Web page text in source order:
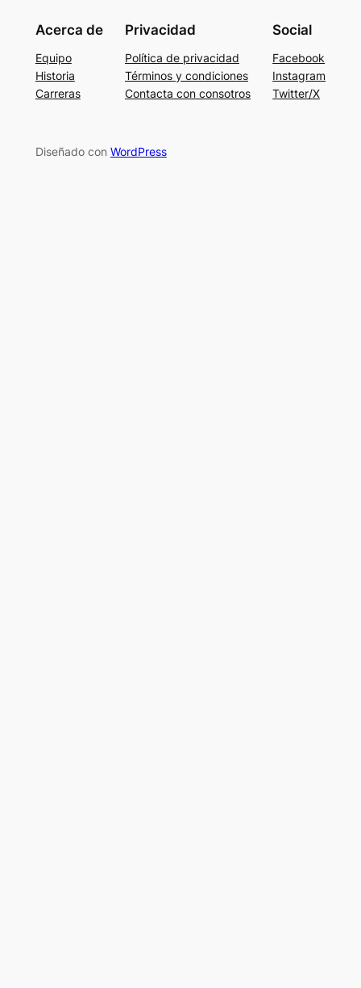
Acerca de
Equipo
Historia
Carreras
Privacidad
Política de privacidad
Términos y condiciones
Contacta con consotros
Social
Facebook
Instagram
Twitter/X
Diseñado con WordPress